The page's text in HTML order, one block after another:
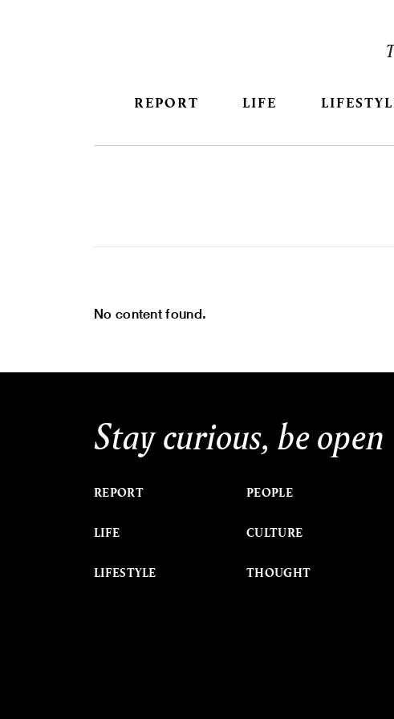
REPORT LIFE
No content found.
Stay curious, be open
REPORT
LIFE
LIFESTYLE
PEOPLE
CULTURE
THOUGHT